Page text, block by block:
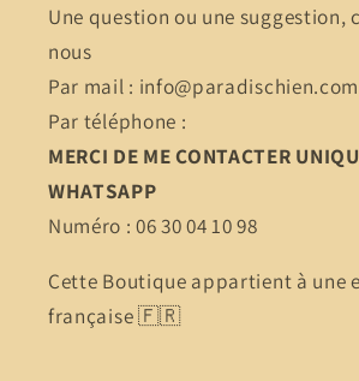
Une question ou une suggestion,
nous
Par mail : info@paradischien.com
Par téléphone :
MERCI DE ME CONTACTER
WHATSAPP
Numéro : 06 30 04 10 98
Cette Boutique appartient à une
française 🇫🇷